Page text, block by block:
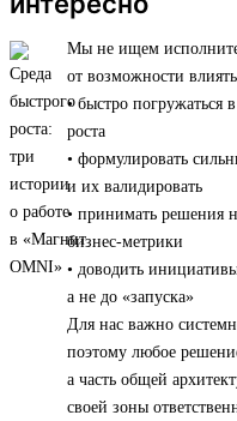
Мы не ищем
от возможности
• быстро погружаться
роста
• формулировать
и их валидировать
• принимать решения
бизнес-метрики
• доводить
а не до «запуска»
Для нас важно
поэтому любое
а часть общей
своей зоны